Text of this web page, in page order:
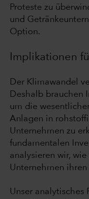
Proteste zu
und
Option.
Implikationen
Der Klimawandel
Deshalb brauchen
um die
Anlagen in
Unternehmen zu
fundamentalen
analysieren wir,
Unternehmen ihren
Unser analytisches